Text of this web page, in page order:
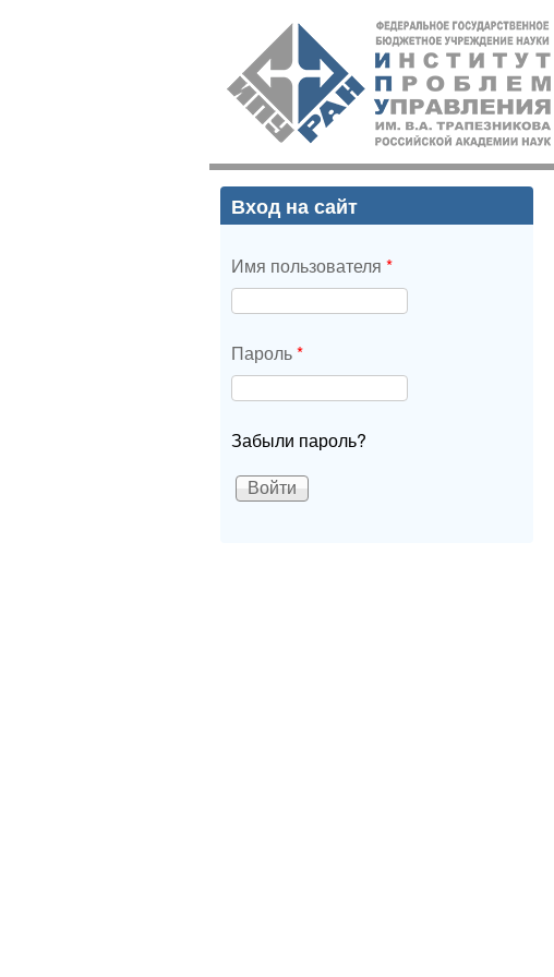
ИПУ
РАН
Вход на сайт
Имя пользователя *
Пароль*
Забыли пароль?